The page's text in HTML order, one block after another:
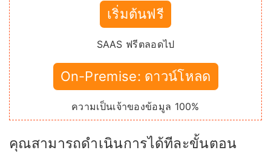
เริ่มต้นฟรี
SAAS ฟรีตลอดไป
On-Premise: ดาวน์โหลด
ความเป็นเจ้าของข้อมูล 100%
คุณสามารถดำเนินการได้ทีละขั้นตอน